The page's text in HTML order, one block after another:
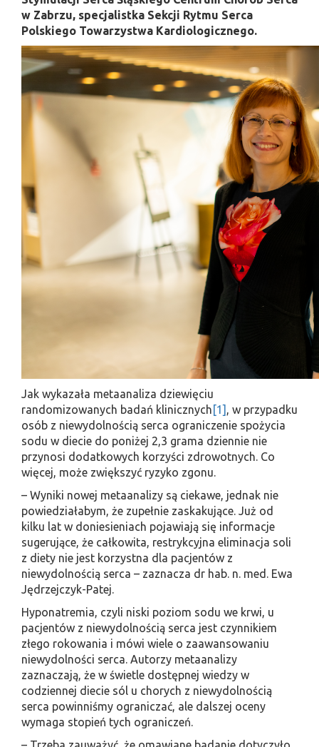
w Zabrzu, specjalistka Sekcji Rytmu Serca
Polskiego Towarzystwa Kardiologicznego.
Jak wykazała metaanaliza dziewięciu
randomizowanych badań klinicznych [1] , w przypadku
osób z niewydolnością serca ograniczenie spożycia
sodu w diecie do poniżej 2,3 grama dziennie nie
przynosi dodatkowych korzyści zdrowotnych. Co
więcej, może zwiększyć ryzyko zgonu.
– Wyniki nowej metaanalizy są ciekawe, jednak nie
powiedziałabym, że zupełnie zaskakujące. Już od
kilku lat w doniesieniach pojawiają się informacje
sugerujące, że całkowita, restrykcyjna eliminacja soli
z diety nie jest korzystna dla pacjentów z
niewydolnością serca – zaznacza dr hab. n. med. Ewa
Jędrzejczyk-Patej.
Hyponatremia, czyli niski poziom sodu we krwi, u
pacjentów z niewydolnością serca jest czynnikiem
złego rokowania i mówi wiele o zaawansowaniu
niewydolności serca. Autorzy metaanalizy
zaznaczają, że w świetle dostępnej wiedzy w
codziennej diecie sól u chorych z niewydolnością
serca powinniśmy ograniczać, ale dalszej oceny
wymaga stopień tych ograniczeń.